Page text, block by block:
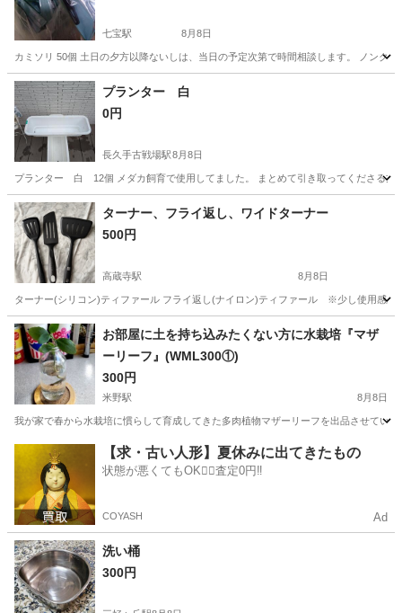
七宝駅 8月8日
カミソリ 50個 土日の夕方以降ないしは、当日の予定次第で時間相談します。 ノンク
愛知 海部郡 七宝駅 その他
プランター 白
0円
長久手古戦場駅8月8日
プランター 白 12個 メダカ飼育で使用してました。 まとめて引き取ってくださる方
愛知 日進市 長久手古戦場駅 家庭用品
ターナー、フライ返し、ワイドターナー
500円
高蔵寺駅 8月8日
ターナー(シリコン)ティファール フライ返し(ナイロン)ティファール ※少し使用感あ
愛知 春日井市 高蔵寺駅 調理器具
お部屋に土を持ち込みたくない方に水栽培『マザ
ーリーフ』(WML300①)
300円
米野駅 8月8日
我が家で春から水栽培に慣らして育成してきた多肉植物マザーリーフを出品させてい
米野駅 その他 マザーリーフ
【求・古い人形】夏休みに出てきたもの
状態が悪くてもOK🙆‍♀️査定0円‼️
COYASH Ad
洗い桶
300円